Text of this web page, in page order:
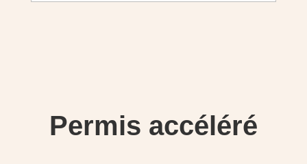
Permis accéléré